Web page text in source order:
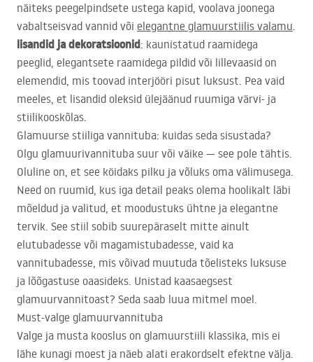
näiteks peegelpindsete ustega kapid, voolava joonega
vabaltseisvad vannid või elegantne glamuurstiilis valamu.
lisandid ja dekoratsioonid: kaunistatud raamidega
peeglid, elegantsete raamidega pildid või lillevaasid on
elemendid, mis toovad interjööri pisut luksust. Pea vaid
meeles, et lisandid oleksid ülejäänud ruumiga värvi- ja
stiilikooskõlas.
Glamuurse stiiliga vannituba: kuidas seda sisustada?
Olgu glamuurivannituba suur või väike — see pole tähtis.
Oluline on, et see köidaks pilku ja võluks oma välimusega.
Need on ruumid, kus iga detail peaks olema hoolikalt läbi
mõeldud ja valitud, et moodustuks ühtne ja elegantne
tervik. See stiil sobib suurepäraselt mitte ainult
elutubadesse või magamistubadesse, vaid ka
vannitubadesse, mis võivad muutuda tõelisteks luksuse
ja lõõgastuse oaasideks. Unistad kaasaegsest
glamuurvannitoast? Seda saab luua mitmel moel.
Must-valge glamuurvannituba
Valge ja musta kooslus on glamuurstiili klassika, mis ei
lähe kunagi moest ja näeb alati erakordselt efektne välja.